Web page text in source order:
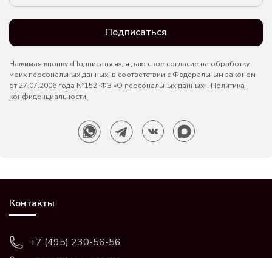
Подписаться
Нажимая кнопку «Подписаться», я даю свое согласие на обработку
моих персональных данных, в соответствии с Федеральным законом
от 27.07.2006 года №152-ФЗ «О персональных данных». Политика
конфиденциальности.
Контакты
+7 (495) 230-56-56